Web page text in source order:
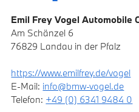
Emil Frey Vogel Automobile
Am Schänzel 6
76829 Landau in der Pfalz
https://www.emilfrey.de/vogel
E-Mail: info@bmw-vogel.de
Telefon: +49 (0) 6341 9484 0